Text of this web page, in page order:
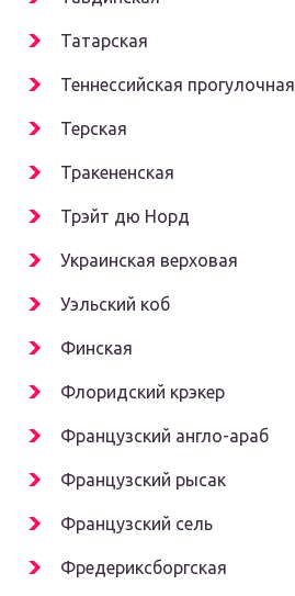
Татарская
Теннессийская прогулочная
Терская
Тракененская
Трэйт дю Норд
Украинская верховая
Уэльский коб
Финская
Флоридский крэкер
Французский англо-араб
Французский рысак
Французский сель
Фредериксборгская